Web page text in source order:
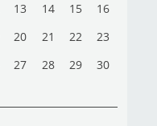
13 14 15
16
20 21 22
23
27 28 29
30